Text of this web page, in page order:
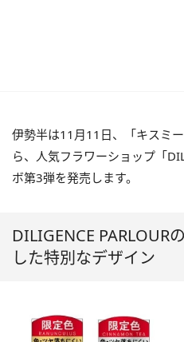
伊勢半は11月11日、「キスミ
ら、人気フラワーショップ「
ボ第3弾を発売します。
DILIGENCE PARLOUR
した特別なデザイン